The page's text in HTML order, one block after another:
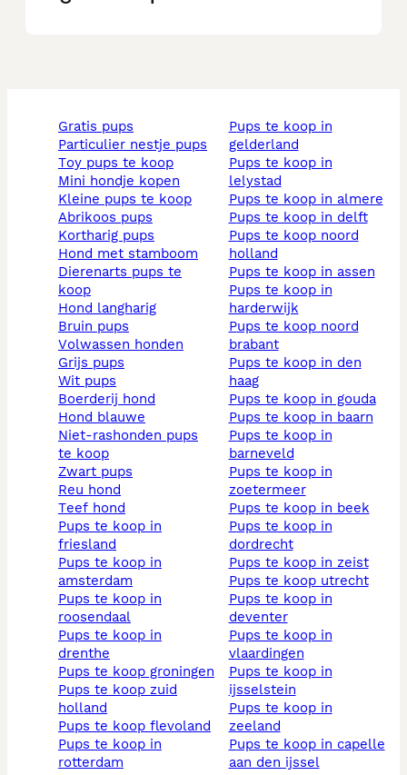
gratis pups
particulier nestje pups
toy pups te koop
mini hondje kopen
kleine pups te koop
abrikoos pups
kortharig pups
hond met stamboom
dierenarts pups te
koop
hond langharig
bruin pups
volwassen honden
grijs pups
wit pups
boerderij hond
hond blauwe
niet-rashonden pups
te koop
zwart pups
reu hond
teef hond
pups te koop in
friesland
pups te koop in
amsterdam
pups te koop in
roosendaal
pups te koop in
drenthe
pups te koop groningen
pups te koop zuid
holland
pups te koop flevoland
pups te koop in
rotterdam
pups te koop in
gelderland
pups te koop in
lelystad
pups te koop in almere
pups te koop in delft
pups te koop noord
holland
pups te koop in assen
pups te koop in
harderwijk
pups te koop noord
brabant
pups te koop in den
haag
pups te koop in gouda
pups te koop in baarn
pups te koop in
barneveld
pups te koop in
zoetermeer
pups te koop in beek
pups te koop in
dordrecht
pups te koop in zeist
pups te koop utrecht
pups te koop in
deventer
pups te koop in
vlaardingen
pups te koop in
ijsselstein
pups te koop in
zeeland
pups te koop in capelle
aan den ijssel